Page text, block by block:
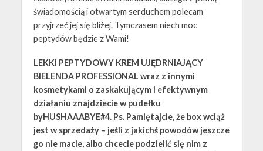
świadomością i otwartym serduchem polecam
przyjrzeć jej się bliżej. Tymczasem niech moc
peptydów będzie z Wami!
LEKKI PEPTYDOWY KREM UJĘDRNIAJĄCY
BIELENDA PROFESSIONAL wraz z innymi
kosmetykami o zaskakującym i efektywnym
działaniu znajdziecie w pudełku
byHUSHAAABYE#4. Ps. Pamiętajcie, że box wciąż
jest w sprzedaży – jeśli z jakichś powodów jeszcze
go nie macie, albo chcecie podzielić się nim z